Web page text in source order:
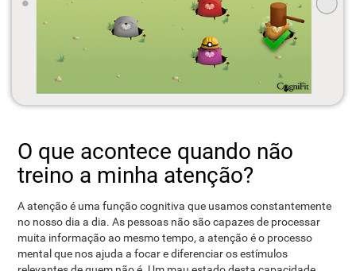
O que acontece quando não
treino a minha atenção?
A atenção é uma função cognitiva que usamos constantemente
no nosso dia a dia. As pessoas não são capazes de processar
muita informação ao mesmo tempo, a atenção é o processo
mental que nos ajuda a focar e diferenciar os estímulos